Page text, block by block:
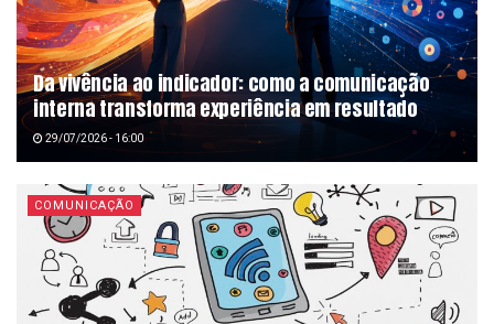
Da vivência ao indicador: como a comunicação
interna transforma experiência em resultado
29/07/2026 - 16:00
COMUNICAÇÃO